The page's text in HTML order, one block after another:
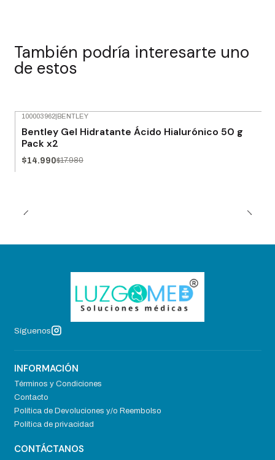
También podría interesarte uno
de estos
100003962|BENTLEY
Bentley Gel Hidratante Ácido Hialurónico 50 g
Pack x2
$14.990$17.980
Síguenos
INFORMACIÓN
Términos y Condiciones
Contacto
Política de Devoluciones y/o Reembolso
Política de privacidad
CONTÁCTANOS